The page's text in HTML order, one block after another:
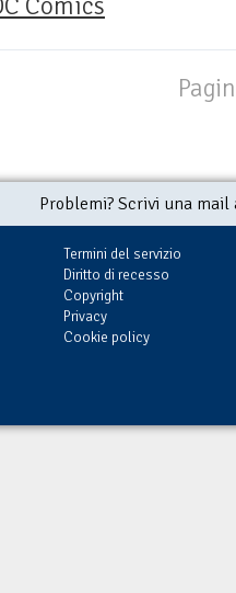
Comics
Problemi? Scrivi una
Termini del servizio
Diritto di recesso
Copyright
Privacy
Cookie policy